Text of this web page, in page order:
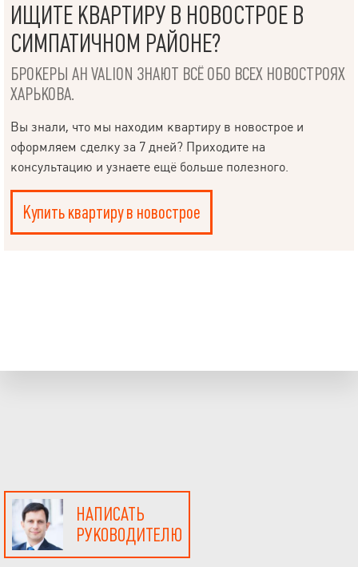
ИЩИТЕ КВАРТИРУ В НОВОСТРОЕ В
СИМПАТИЧНОМ РАЙОНЕ?
БРОКЕРЫ АН VALION ЗНАЮТ ВСЁ ОБО ВСЕХ НОВОСТРОЯХ
ХАРЬКОВА.
Вы знали, что мы находим квартиру в новострое и
оформляем сделку за 7 дней? Приходите на
консультацию и узнаете ещё больше полезного.
Купить квартиру в новострое
НАПИСАТЬ
РУКОВОДИТЕЛЮ